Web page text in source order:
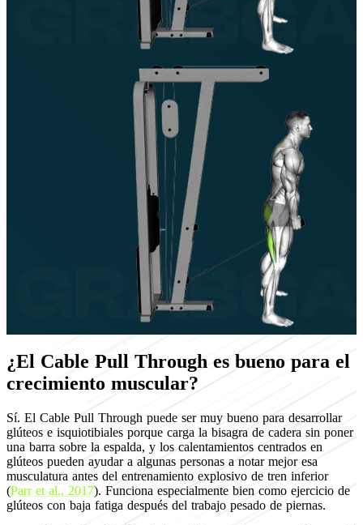
¿El Cable Pull Through es bueno para el
crecimiento muscular?
Sí. El Cable Pull Through puede ser muy bueno para desarrollar
glúteos e isquiotibiales porque carga la bisagra de cadera sin poner
una barra sobre la espalda, y los calentamientos centrados en
glúteos pueden ayudar a algunas personas a notar mejor esa
musculatura antes del entrenamiento explosivo de tren inferior
(Parr et al., 2017). Funciona especialmente bien como ejercicio de
glúteos con baja fatiga después del trabajo pesado de piernas.